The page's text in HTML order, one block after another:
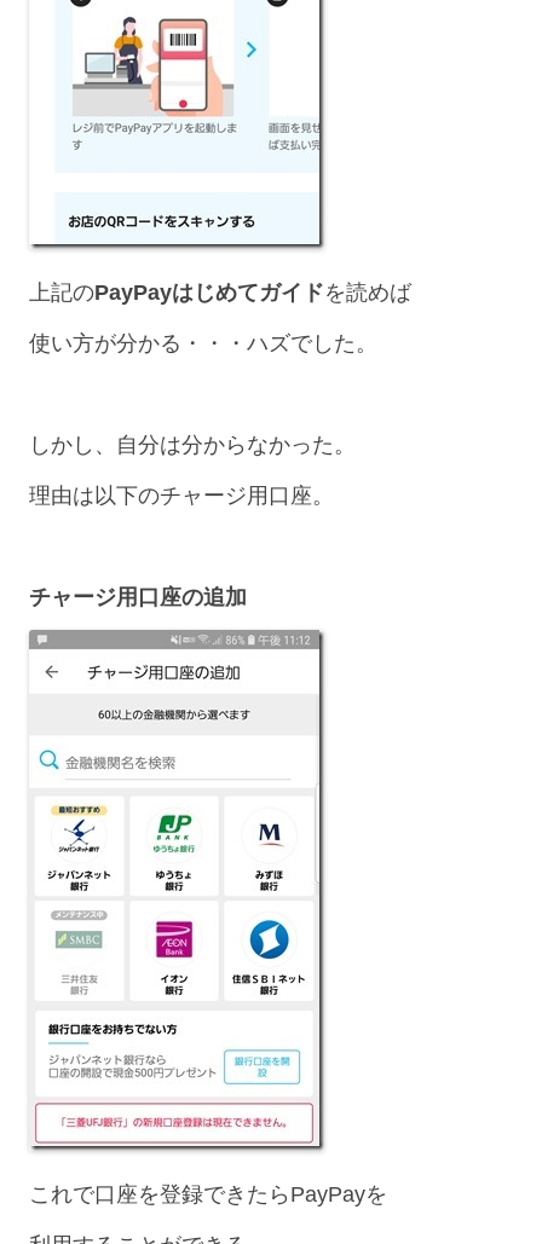
上記のPayPayはじめてガイドを読めば
使い方が分かる・・・ハズでした。
しかし、自分は分からなかった。
理由は以下のチャージ用口座。
チャージ用口座の追加
これで口座を登録できたらPayPayを